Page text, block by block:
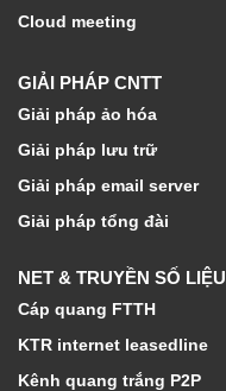
Cloud meeting
GIẢI PHÁP CNTT
Giải pháp ảo hóa
Giải pháp lưu trữ
Giải pháp email server
Giải pháp tổng đài
NET & TRUYỀN SỐ LIỆU
Cáp quang FTTH
KTR internet leasedline
Kênh quang trắng P2P